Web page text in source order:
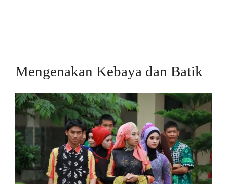
Mengenakan Kebaya dan Batik